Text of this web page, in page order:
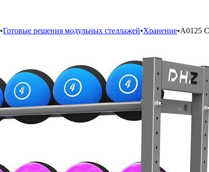
•Готовые решения модульных стеллажей•Хранение•A0125